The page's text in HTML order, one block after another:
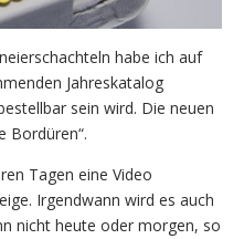
habe ich auf
Jahreskatalog
sein wird. Die neuen
Bordüren“.
Tagen eine Video
Irgendwann wird es auch
nicht heute oder morgen, so